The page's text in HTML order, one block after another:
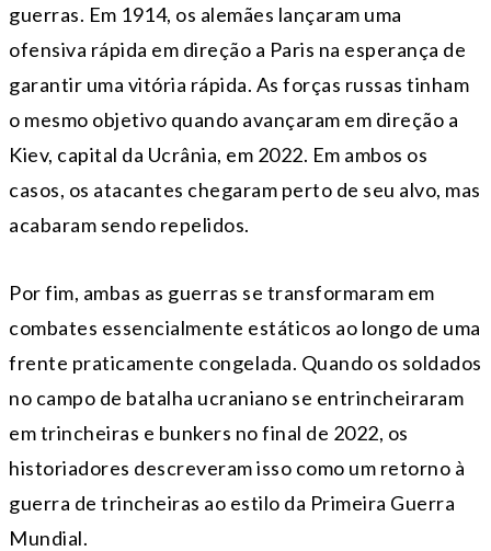
guerras. Em 1914, os alemães lançaram uma
ofensiva rápida em direção a Paris na esperança de
garantir uma vitória rápida. As forças russas tinham
o mesmo objetivo quando avançaram em direção a
Kiev, capital da Ucrânia, em 2022. Em ambos os
casos, os atacantes chegaram perto de seu alvo, mas
acabaram sendo repelidos.
Por fim, ambas as guerras se transformaram em
combates essencialmente estáticos ao longo de uma
frente praticamente congelada. Quando os soldados
no campo de batalha ucraniano se entrincheiraram
em trincheiras e bunkers no final de 2022, os
historiadores descreveram isso como um retorno à
guerra de trincheiras ao estilo da Primeira Guerra
Mundial.